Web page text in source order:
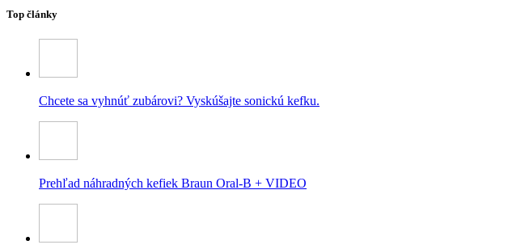
Top články
Chcete sa vyhnúť zubárovi? Vyskúšajte sonickú kefku.
Prehľad náhradných kefiek Braun Oral-B + VIDEO